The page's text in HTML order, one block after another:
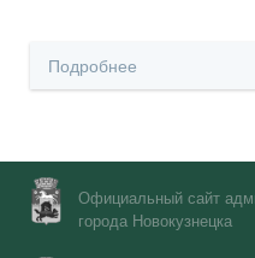
Подробнее
Официальный сайт
города Новокузнецка